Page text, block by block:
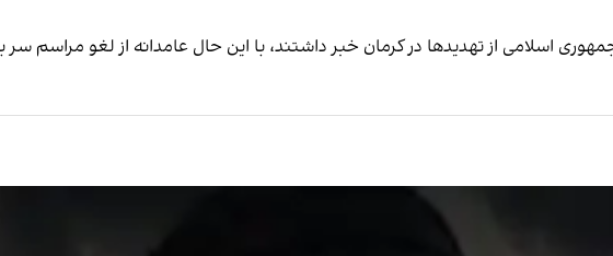
اسلامی از تهدیدها در کرمان خبر داشتند، با این حال عامدانه از لغو مراسم سر